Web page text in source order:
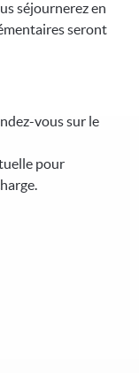
séjournerez en
seront
vous sur le
pour